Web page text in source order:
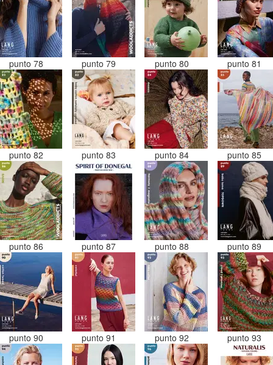
punto 78 punto 79 punto 80 punto 81
punto 82 punto 83 punto 84 punto 85
punto 86 punto 87 punto 88 punto 89
punto 90 punto 91 punto 92 punto 93